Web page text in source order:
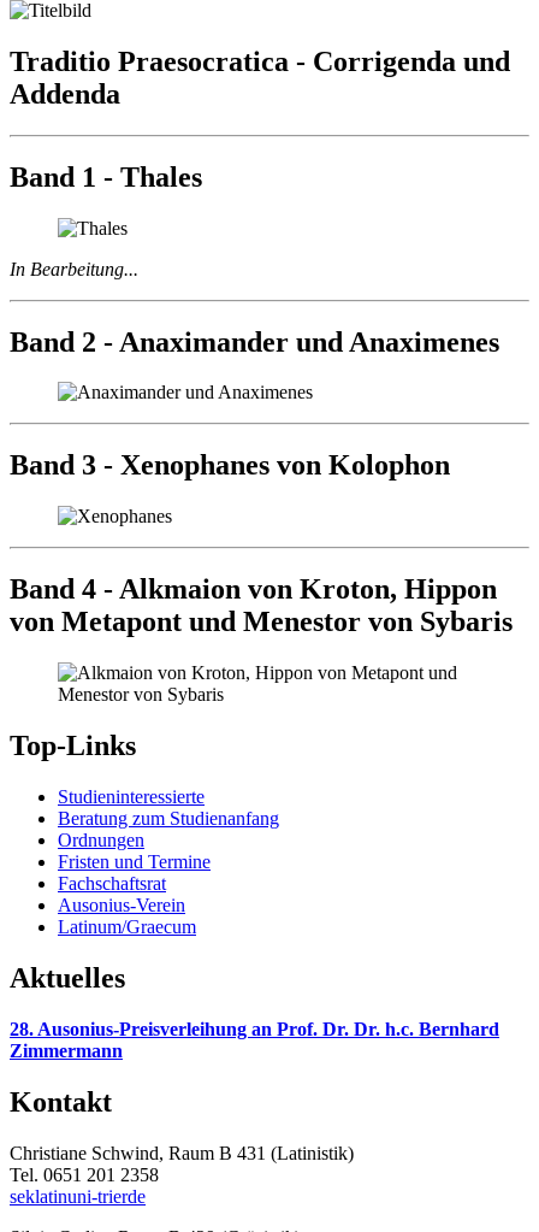
Traditio Praesocratica - Corrigenda und
Addenda
Band 1 - Thales
In Bearbeitung...
Band 2 - Anaximander und Anaximenes
Band 3 - Xenophanes von Kolophon
Band 4 - Alkmaion von Kroton, Hippon
von Metapont und Menestor von Sybaris
Top-Links
Studieninteressierte
Beratung zum Studienanfang
Ordnungen
Fristen und Termine
Fachschaftsrat
Ausonius-Verein
Latinum/Graecum
Aktuelles
28. Ausonius-Preisverleihung an Prof. Dr. Dr. h.c. Bernhard
Zimmermann
Kontakt
Christiane Schwind, Raum B 431 (Latinistik)
Tel. 0651 201 2358
seklatinuni-trierde